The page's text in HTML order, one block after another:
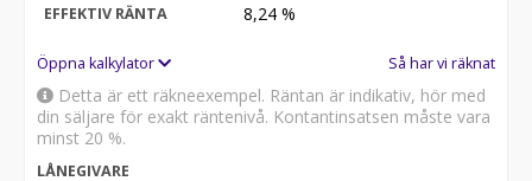
EFFEKTIV RÄNTA 8,24 %
Öppna kalkylator Så har vi räknat
Detta är ett räkneexempel. Räntan är indikativ, hör med
din säljare för exakt räntenivå. Kontantinsatsen måste vara
minst 20 %.
LÅNEGIVARE